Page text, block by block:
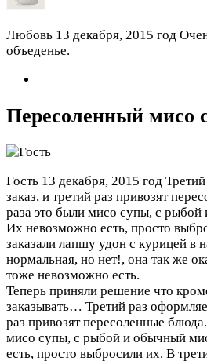
Любовь 13 декабря, 2015 год
объеденье.
Пересоленный мисо
Гость 13 декабря, 2015 год
заказ, и третий раз привозят
раза это были мисо супы, с
Их невозможно есть, просто
заказали лапшу удон с курицей в
нормальная, но нет!, она так же
тоже невозможно есть.
Теперь приняли решение что
заказывать… Третий раз
раз привозят пересоленные
мисо супы, с рыбой и обычный
есть, просто выбросили их. В